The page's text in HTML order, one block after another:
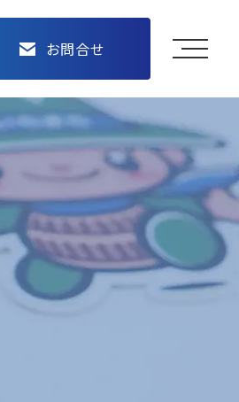
お問合せ メニュ